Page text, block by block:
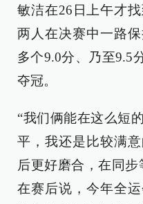
敏洁在26日上午才
两人在决赛中一路
多个9.0分、乃至9.5
夺冠。
“我们俩能在这么短
平，我还是比较满
后更好磨合，在同
在赛后说，今年全